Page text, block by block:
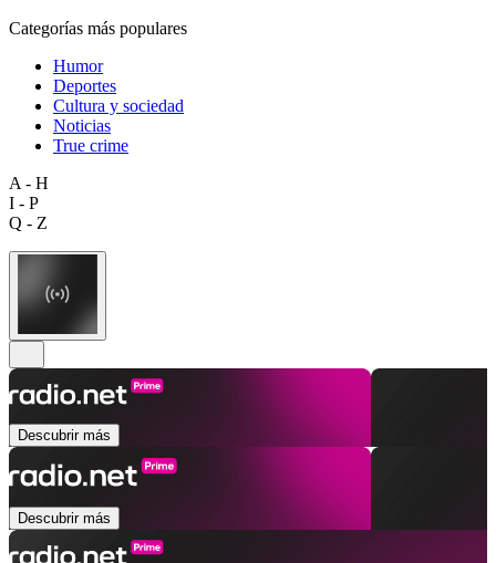
Categorías más populares
Humor
Deportes
Cultura y sociedad
Noticias
True crime
A - H
I - P
Q - Z
Descubrir más
Descubrir más